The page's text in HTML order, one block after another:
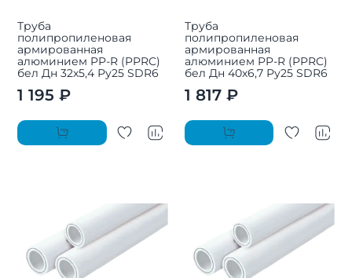
Труба
полипропиленовая
армированная
алюминием PP-R (PPRC)
бел Дн 32х5,4 Ру25 SDR6
1 195 ₽
Труба
полипропиленовая
армированная
алюминием PP-R (PPRC)
бел Дн 40х6,7 Ру25 SDR6
1 817 ₽